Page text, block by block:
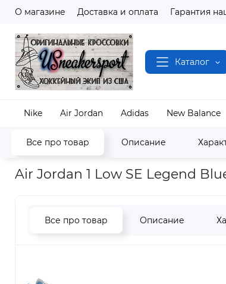
О магазине Доставка и оплата Гарантия
Каталог
Nike Air Jordan Adidas New Balance
Все про товар Описание
Наш магазин Полный каталог кроссовок
Air Jordan 1 Low SE Legend
Все про товар Описание